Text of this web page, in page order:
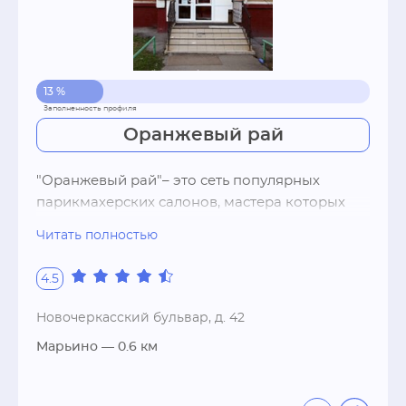
13 %
Оранжевый рай
"Оранжевый рай"– это сеть популярных
парикмахерских салонов, мастера которых
посетителю и в знак этого часть услуг
оказываем бесплатно: мытье и сушку волос,
снятие лака с ногтей, покрытие ногтей лаком,
педикюре.Салоны работают больше трех лет и
мастерства и отличные рекомендации. В
Читать полностью
4.5
Новочеркасский бульвар, д. 42
Марьино — 0.6 км